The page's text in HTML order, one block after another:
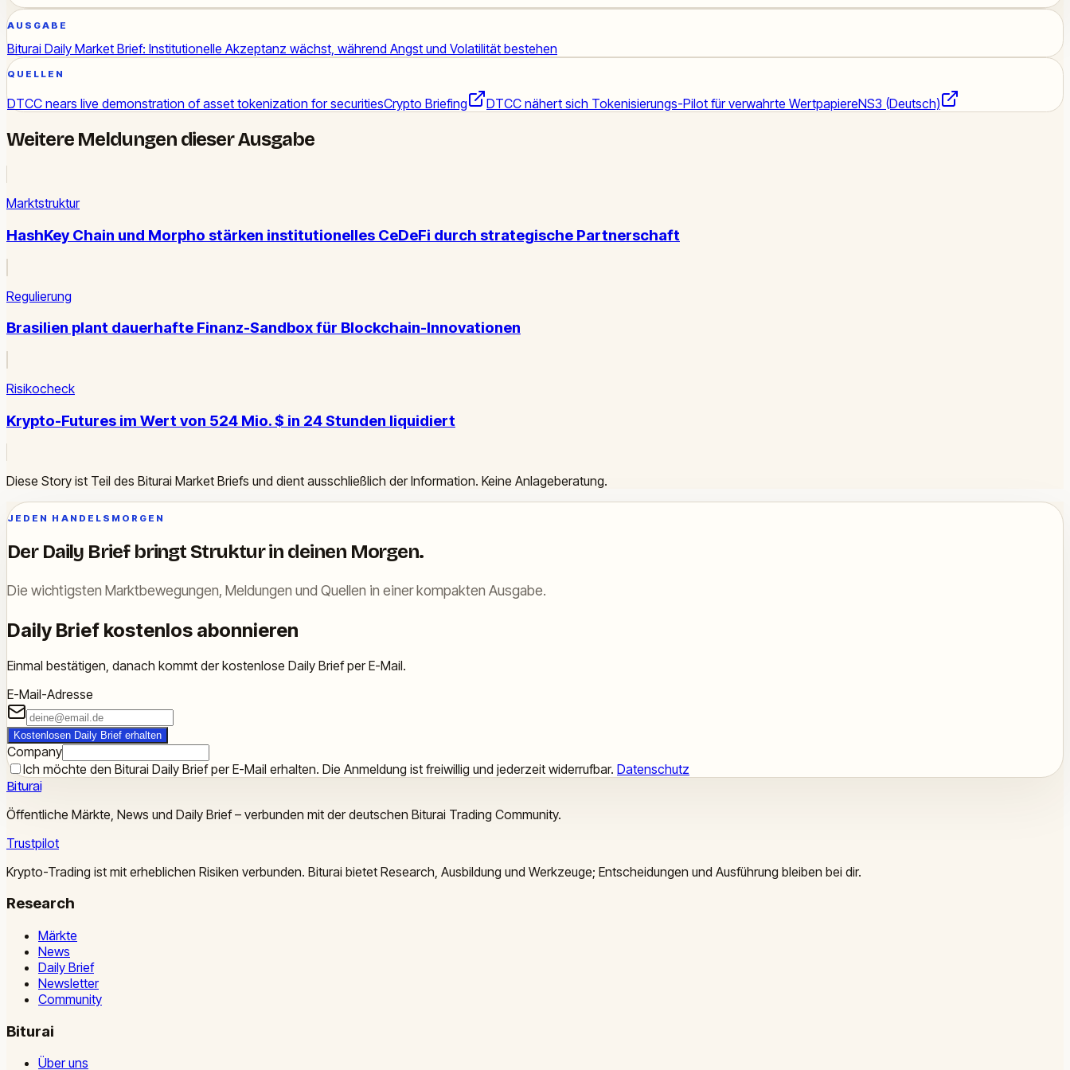
AUSGABE
Biturai Daily Market Brief: Institutionelle Akzeptanz wächst, während Angst und Volatilität bestehen
QUELLEN
DTCC nears live demonstration of asset tokenization for securitiesCrypto Briefing DTCC nähert sich Tokenisierungs-Pilot für verwahrte WertpapiereNS3 (Deutsch)
Weitere Meldungen dieser Ausgabe
Marktstruktur
HashKey Chain und Morpho stärken institutionelles CeDeFi durch strategische Partnerschaft
Regulierung
Brasilien plant dauerhafte Finanz-Sandbox für Blockchain-Innovationen
Risikocheck
Krypto-Futures im Wert von 524 Mio. $ in 24 Stunden liquidiert
Diese Story ist Teil des Biturai Market Briefs und dient ausschließlich der Information. Keine Anlageberatung.
JEDEN HANDELSMORGEN
Der Daily Brief bringt Struktur in deinen Morgen.
Die wichtigsten Marktbewegungen, Meldungen und Quellen in einer kompakten Ausgabe.
Daily Brief kostenlos abonnieren
Einmal bestätigen, danach kommt der kostenlose Daily Brief per E-Mail.
E-Mail-Adresse
Kostenlosen Daily Brief erhalten
Company
Ich möchte den Biturai Daily Brief per E-Mail erhalten. Die Anmeldung ist freiwillig und jederzeit widerrufbar. Datenschutz
Biturai
Öffentliche Märkte, News und Daily Brief – verbunden mit der deutschen Biturai Trading Community.
Trustpilot
Krypto-Trading ist mit erheblichen Risiken verbunden. Biturai bietet Research, Ausbildung und Werkzeuge; Entscheidungen und Ausführung bleiben bei dir.
Research
Märkte
News
Daily Brief
Newsletter
Community
Biturai
Über uns